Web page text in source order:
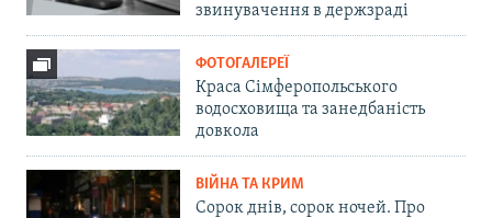
звинувачення в держзраді
ФОТОГАЛЕРЕЇ
Краса Сімферопольського
водосховища та занедбаність
довкола
ВІЙНА ТА КРИМ
Сорок днів, сорок ночей. Про